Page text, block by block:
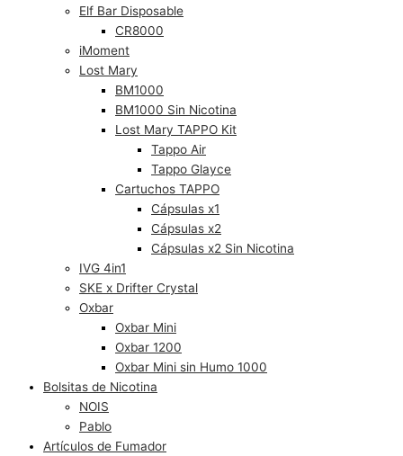
Elf Bar Disposable
CR8000
iMoment
Lost Mary
BM1000
BM1000 Sin Nicotina
Lost Mary TAPPO Kit
Tappo Air
Tappo Glayce
Cartuchos TAPPO
Cápsulas x1
Cápsulas x2
Cápsulas x2 Sin Nicotina
IVG 4in1
SKE x Drifter Crystal
Oxbar
Oxbar Mini
Oxbar 1200
Oxbar Mini sin Humo 1000
Bolsitas de Nicotina
NOIS
Pablo
Artículos de Fumador